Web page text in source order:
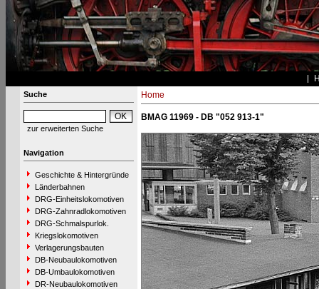
Suche
zur erweiterten Suche
Navigation
Geschichte & Hintergründe
Länderbahnen
DRG-Einheitslokomotiven
DRG-Zahnradlokomotiven
DRG-Schmalspurlok.
Kriegslokomotiven
Verlagerungsbauten
DB-Neubaulokomotiven
DB-Umbaulokomotiven
DR-Neubaulokomotiven
Home
BMAG 11969 - DB "052 913-1"